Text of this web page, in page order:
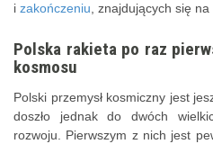
i zakończeniu , znajdujących się
Polska rakieta po raz
kosmosu
Polski przemysł kosmiczny jest
doszło jednak do dwóch
rozwoju. Pierwszym z nich jest